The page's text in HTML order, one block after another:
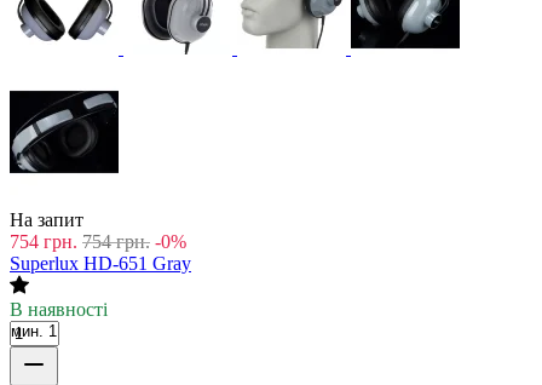
На запит
754 грн. 754 грн. -0%
Superlux HD-651 Gray
В наявності
мин. 1